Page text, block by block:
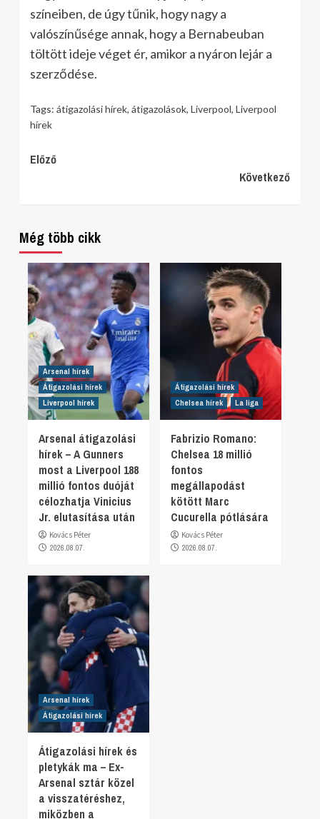
színeiben, de úgy tűnik, hogy nagy a
valószínűsége annak, hogy a Bernabeuban
töltött ideje véget ér, amikor a nyáron lejár a
szerződése.
Tags: átigazolási hírek, átigazolások, Liverpool, Liverpool
hírek
Continue
Előző
Következő
Még több cikk
Arsenal hírek
Átigazolási hírek
Liverpool hírek
Arsenal átigazolási
hírek – A Gunners
most a Liverpool 188
millió fontos duóját
célozhatja Vinicius
Jr. elutasítása után
Kovács Péter
2026.08.07.
Átigazolási hírek
Chelsea hírek
La liga
Fabrizio Romano:
Chelsea 18 millió
fontos
megállapodást
kötött Marc
Cucurella pótlására
Kovács Péter
2026.08.07.
Arsenal hírek
Átigazolási hírek
Átigazolási hírek és
pletykák ma – Ex-
Arsenal sztár közel
a visszatéréshez,
miközben a